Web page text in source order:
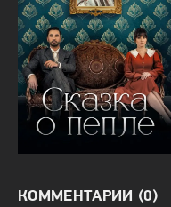
КОММЕНТАРИИ (0)